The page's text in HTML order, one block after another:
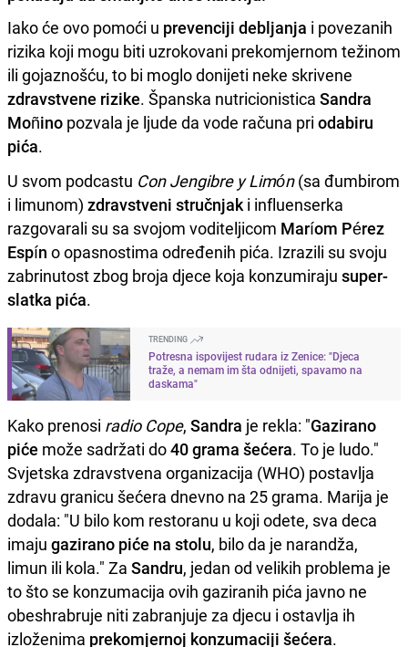
Iako će ovo pomoći u prevenciji debljanja i povezanih
rizika koji mogu biti uzrokovani prekomjernom težinom
ili gojaznošću, to bi moglo donijeti neke skrivene
zdravstvene rizike. Španska nutricionistica Sandra
Moñino pozvala je ljude da vode računa pri odabiru
pića.
U svom podcastu Con Jengibre y Limón(sa đumbirom
i limunom) zdravstveni stručnjak i influenserka
razgovarali su sa svojom voditeljicom Maríom Pérez
Espín o opasnostima određenih pića. Izrazili su svoju
zabrinutost zbog broja djece koja konzumiraju super-
slatka pića.
TRENDING
Potresna ispovijest rudara iz Zenice: "Djeca
traže, a nemam im šta odnijeti, spavamo na
daskama"
Kako prenosi radio Cope, Sandra je rekla: "Gazirano
piće može sadržati do40 grama šećera. To je ludo."
Svjetska zdravstvena organizacija (WHO) postavlja
zdravu granicu šećera dnevno na 25 grama. Marija je
dodala: "U bilo kom restoranu u koji odete, sva deca
imaju gazirano piće na stolu, bilo da je narandža,
limun ili kola." Za Sandru, jedan od velikih problema je
to što se konzumacija ovih gaziranih pića javno ne
obeshrabruje niti zabranjuje za djecu i ostavlja ih
izloženima prekomjernoj konzumaciji šećera.